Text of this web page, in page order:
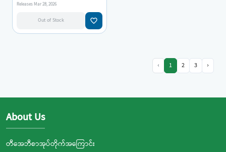
Releases Mar 28, 2026
Out of Stock favorite_border
‹ 1 2 3 ›
About Us
တီအေဘီစာအုပ်တိုက်အကြောင်း